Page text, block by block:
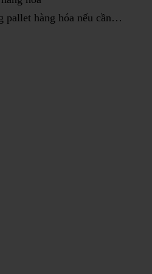
pallet hàng hóa nếu cần…